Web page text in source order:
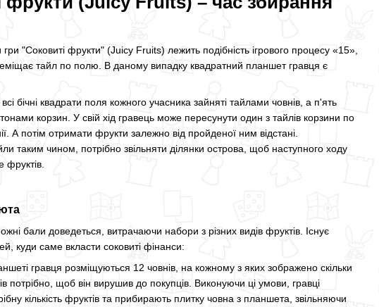
гри "Соковиті фрукти" (Juicy Fruits) лежить подібність ігрового процесу «15»,
тайл по полю. В даному випадку квадратний планшет гравця є
всі бічні квадрати поля кожного учасника зайняті тайлами човнів, а п'ять
корзин. У свій хід гравець може пересунути один з тайлів корзини по
А потім отримати фрукти залежно від пройденої ним відстані.
таким чином, потрібно звільняти ділянки острова, щоб наступного ходу
фруктів.
бали доведеться, витрачаючи набори з різних видів фруктів. Існує
куди саме вкласти соковиті фінанси:
гравця розміщуються 12 човнів, на кожному з яких зображено скільки
потрібно, щоб він вирушив до покупців. Виконуючи ці умови, гравці
кількість фруктів та прибирають плитку човна з планшета, звільняючи